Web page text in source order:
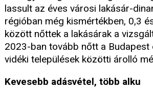
lassult az éves városi lakásár-
régióban még kismértékben, 0,3
között nőttek a lakásárak a
2023-ban tovább nőtt a Budapest
vidéki települések közötti árolló
Kevesebb adásvétel, több alku